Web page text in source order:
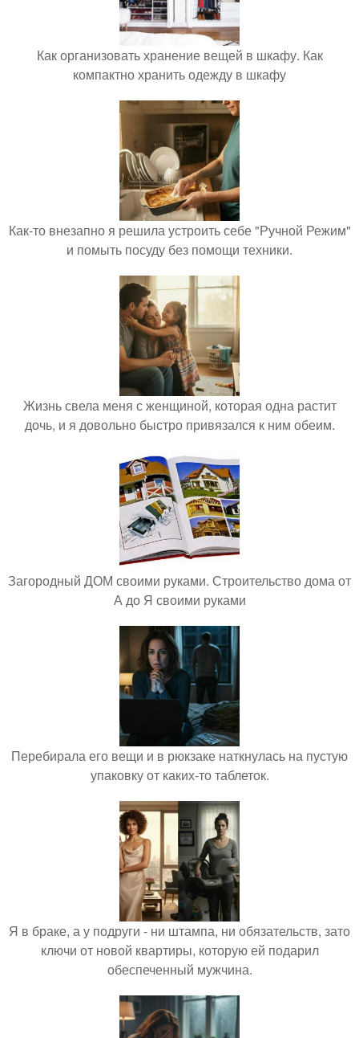
Как организовать хранение вещей в шкафу. Как
компактно хранить одежду в шкафу
Как-то внезапно я решила устроить себе "Ручной Режим"
и помыть посуду без помощи техники.
Жизнь свела меня с женщиной, которая одна растит
дочь, и я довольно быстро привязался к ним обеим.
Загородный ДОМ своими руками. Строительство дома от
А до Я своими руками
Перебирала его вещи и в рюкзаке наткнулась на пустую
упаковку от каких-то таблеток.
Я в браке, а у подруги - ни штампа, ни обязательств, зато
ключи от новой квартиры, которую ей подарил
обеспеченный мужчина.